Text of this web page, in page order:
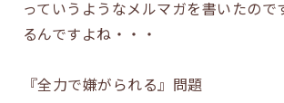
っていうようなメルマガを書いたので
るんですよね・・・
『全力で嫌がられる』問題